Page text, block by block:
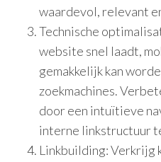
waardevol, relevant
Technische
website snel laadt,
gemakkelijk kan
zoekmachines.
door een intuïtieve
interne linkstructuur
Linkbuilding: Verkrijg